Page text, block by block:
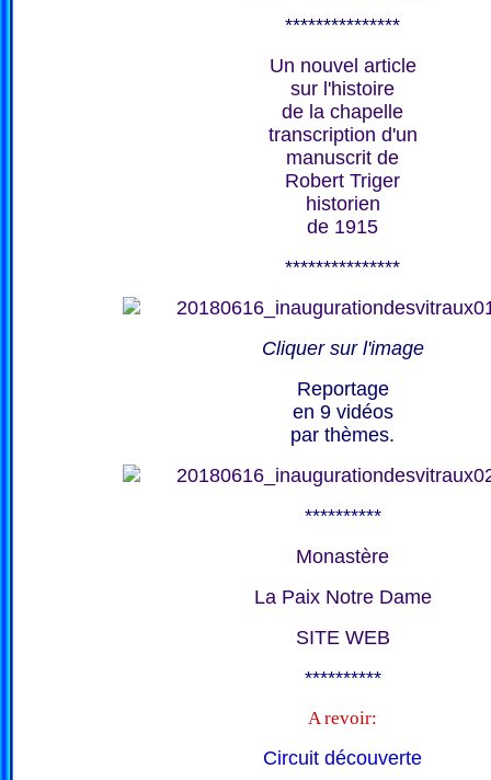
***************
Un nouvel article
sur l'histoire
de la chapelle
transcription d'un
manuscrit de
Robert Triger
historien
de 1915
***************
Cliquer sur l'image
Reportage
en 9 vidéos
par thèmes.
**********
Monastère
La Paix Notre Dame
SITE WEB
**********
A revoir:
Circuit découverte